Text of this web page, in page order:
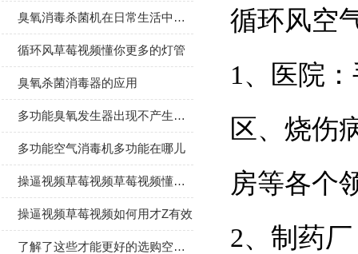
臭氧消毒杀菌机在日常生活中的作用
循环风草莓视频懂你更多的灯管
臭氧杀菌消毒器的应用
多功能臭氧发生器出现不产生臭氧现象的原因介绍
多功能空气消毒机多功能在哪儿
操逼视频草莓视频草莓视频懂你更多应如何选择
操逼视频草莓视频如何用才Z有效
了解了这些才能更好的选购空气消毒机
循环风空
1、医院
区、烧
房等各个
2、制药